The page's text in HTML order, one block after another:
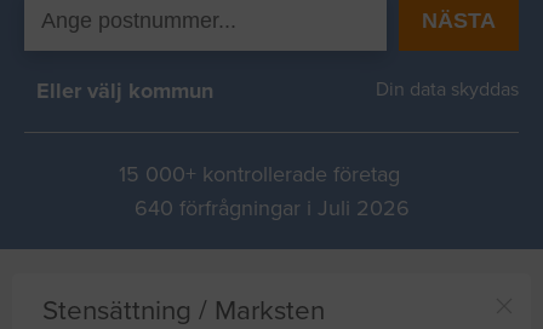
NÄSTA
Eller välj kommun Din data skyddas
15 000+ kontrollerade företag
640 förfrågningar i Juli 2026
Stensättning / Marksten